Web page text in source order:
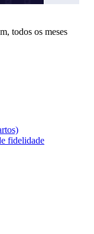
todos os meses
fidelidade